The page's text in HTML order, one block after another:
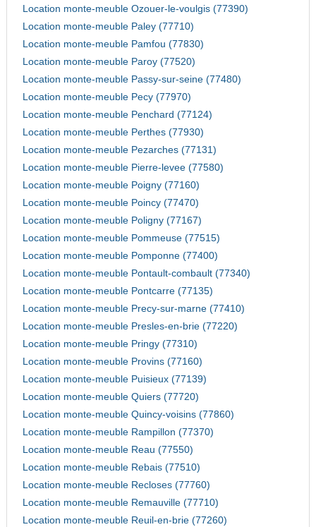
Location monte-meuble Ozouer-le-voulgis (77390)
Location monte-meuble Paley (77710)
Location monte-meuble Pamfou (77830)
Location monte-meuble Paroy (77520)
Location monte-meuble Passy-sur-seine (77480)
Location monte-meuble Pecy (77970)
Location monte-meuble Penchard (77124)
Location monte-meuble Perthes (77930)
Location monte-meuble Pezarches (77131)
Location monte-meuble Pierre-levee (77580)
Location monte-meuble Poigny (77160)
Location monte-meuble Poincy (77470)
Location monte-meuble Poligny (77167)
Location monte-meuble Pommeuse (77515)
Location monte-meuble Pomponne (77400)
Location monte-meuble Pontault-combault (77340)
Location monte-meuble Pontcarre (77135)
Location monte-meuble Precy-sur-marne (77410)
Location monte-meuble Presles-en-brie (77220)
Location monte-meuble Pringy (77310)
Location monte-meuble Provins (77160)
Location monte-meuble Puisieux (77139)
Location monte-meuble Quiers (77720)
Location monte-meuble Quincy-voisins (77860)
Location monte-meuble Rampillon (77370)
Location monte-meuble Reau (77550)
Location monte-meuble Rebais (77510)
Location monte-meuble Recloses (77760)
Location monte-meuble Remauville (77710)
Location monte-meuble Reuil-en-brie (77260)